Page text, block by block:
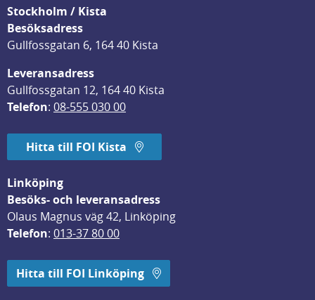
Stockholm / Kista
Besöksadress
Gullfossgatan 6, 164 40 Kista
Leveransadress
Gullfossgatan 12, 164 40 Kista
Telefon: 08-555 030 00
Hitta till FOI Kista
Linköping
Besöks- och leveransadress
Olaus Magnus väg 42, Linköping
Telefon: 013-37 80 00
Hitta till FOI Linköping